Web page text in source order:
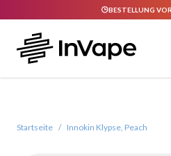
BESTELLUNG
Startseite / Innokin Klypse, Peach